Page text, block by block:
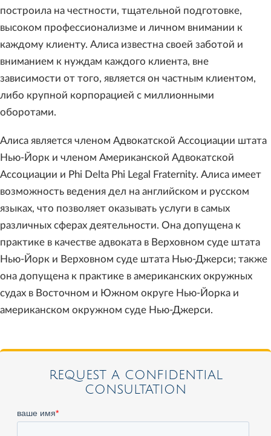
построила на честности, тщательной подготовке,
высоком профессионализме и личном внимании к
каждому клиенту. Алиса известна своей заботой и
вниманием к нуждам каждого клиента, вне
зависимости от того, является он частным клиентом,
либо крупной корпорацией с миллионными
оборотами.
Алиса является членом Адвокатской Ассоциации штата
Нью-Йорк и членом Американской Адвокатской
Ассоциации и Phi Delta Phi Legal Fraternity. Алиса имеет
возможность ведения дел на английском и русском
языках, что позволяет оказывать услуги в самых
различных сферах деятельности. Она допущена к
практике в качестве адвоката в Верховном суде штата
Нью-Йорк и Верховном суде штата Нью-Джерси; также
она допущена к практике в американских окружных
судах в Восточном и Южном округе Нью-Йорка и
американском окружном суде Нью-Джерси.
REQUEST A CONFIDENTIAL
CONSULTATION